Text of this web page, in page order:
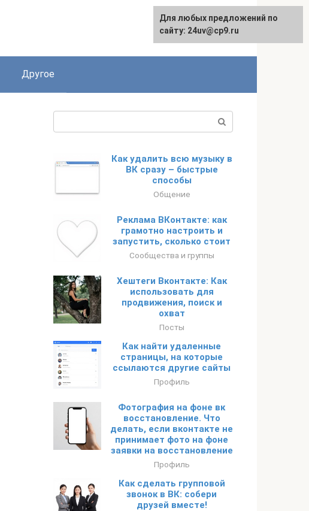
Другое
Как удалить всю музыку в
ВК сразу – быстрые
способы
Общение
Реклама ВКонтакте: как
грамотно настроить и
запустить, сколько стоит
Сообщества и группы
Хештеги Вконтакте: Как
использовать для
продвижения, поиск и
охват
Посты
Как найти удаленные
страницы, на которые
ссылаются другие сайты
Профиль
Фотография на фоне вк
восстановление. Что
делать, если вконтакте не
принимает фото на фоне
заявки на восстановление
Профиль
Как сделать групповой
звонок в ВК: собери
друзей вместе!
Для любых предложений по
сайту: 24uv@cp9.ru